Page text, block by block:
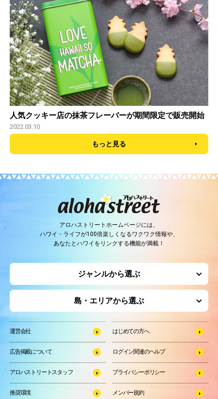
人気クッキー店の抹茶フレーバーが期間限定で販売開始
2022.03.10
もっと見る
アロハストリートホームページには、
ハワイ・ライフが100倍楽しくなるワクワク情報や、
あなたとハワイをリンクする機能が満載！
ジャンルから選ぶ
島・エリアから選ぶ
運営会社 はじめての方へ
広告掲載について ログイン関連のヘルプ
アロハストリートスタッフ プライバシーポリシー
推奨環境 メンバー規約